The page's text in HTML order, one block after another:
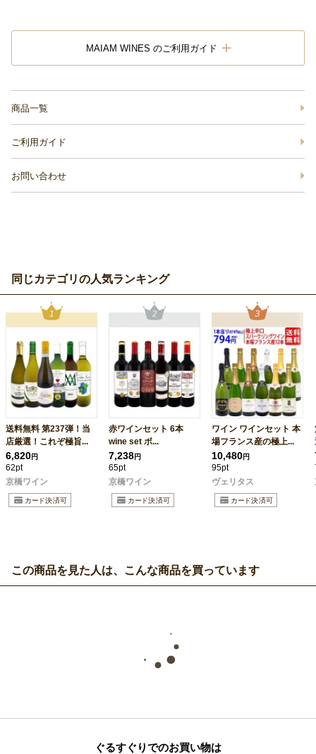
MAIAM WINES のご利用ガイド
商品一覧
ご利用ガイド
お問い合わせ
同じカテゴリの人気ランキング
送料無料 第237弾！当
店厳選！これぞ極旨...
6,820円
62pt
京橋ワイン
赤ワインセット 6本
wine set ボ...
7,238円
65pt
京橋ワイン
ワイン ワインセット 本
場フランス産の極上...
10,480円
95pt
ヴェリタス
この商品を見た人は、こんな商品を買っています
ぐるすぐりでのお買い物は